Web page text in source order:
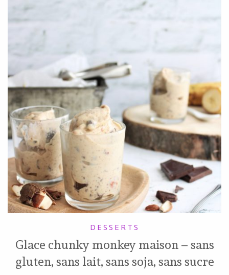
DESSERTS
Glace chunky monkey maison – sans
gluten, sans lait, sans soja, sans sucre